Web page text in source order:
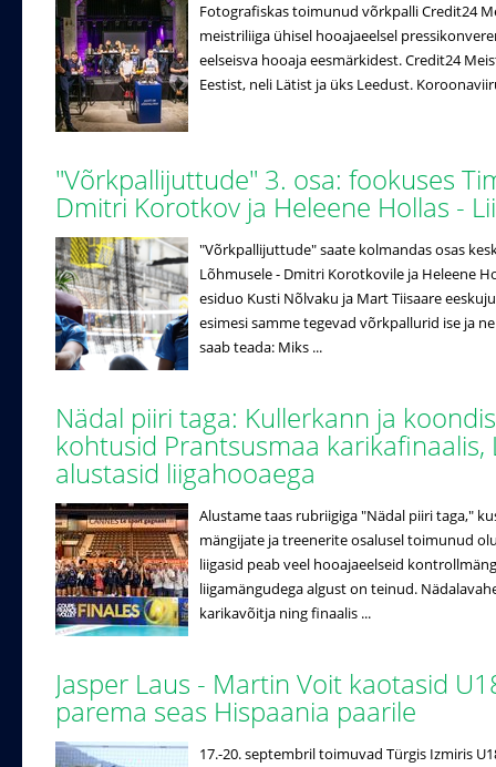
Fotografiskas toimunud võrkpalli Credit24
meistriliiga ühisel hooajaeelsel
eelseisva hooaja eesmärkidest. Credit24
Eestist, neli Lätist ja üks Leedust.
"Võrkpallijuttude" 3. osa: fookuses
Dmitri Korotkov ja Heleene Hollas -
"Võrkpallijuttude" saate kolmandas osas
Lõhmusele - Dmitri Korotkovile ja Heleene
esiduo Kusti Nõlvaku ja Mart Tiisaare
esimesi samme tegevad võrkpallurid ise ja
saab teada: Miks ...
Nädal piiri taga: Kullerkann ja
kohtusid Prantsusmaa karikafinaalis,
alustasid liigahooaega
Alustame taas rubriigiga "Nädal piiri taga,"
mängijate ja treenerite osalusel toimunud
liigasid peab veel hooajaeelseid
liigamängudega algust on teinud.
karikavõitja ning finaalis ...
Jasper Laus - Martin Voit kaotasid
parema seas Hispaania paarile
17.-20. septembril toimuvad Türgis Izmiris